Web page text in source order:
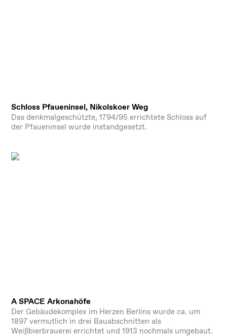
Schloss Pfaueninsel, Nikolskoer Weg
Das denkmalgeschützte, 1794/95 errichtete Schloss auf
der Pfaueninsel wurde instandgesetzt.
A SPACE Arkonahöfe
Der Gebäudekomplex im Herzen Berlins wurde ca. um
1897 vermutlich in drei Bauabschnitten als
Weißbierbrauerei errichtet und 1913 nochmals umgebaut.